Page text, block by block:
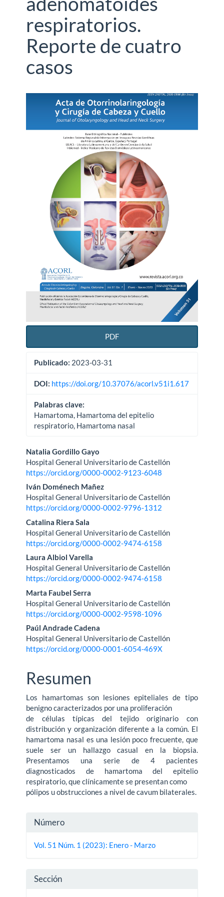
respiratorios.
Reporte de cuatro
casos
Barra
lateral
del
artículo
PDF
Publicado: 2023-03-31
DOI: https://doi.org/10.37076/acorl.v51i1.617
Palabras clave:
Hamartoma, Hamartoma del epitelio
respiratorio, Hamartoma nasal
Contenido
principal
del
artículo
Natalia Gordillo Gayo
Hospital General Universitario de Castellón
https://orcid.org/0000-0002-9123-6048
Iván Doménech Mañez
Hospital General Universitario de Castellón
https://orcid.org/0000-0002-9796-1312
Catalina Riera Sala
Hospital General Universitario de Castellón
https://orcid.org/0000-0002-9474-6158
Laura Albiol Varella
Hospital General Universitario de Castellón
https://orcid.org/0000-0002-9474-6158
Marta Faubel Serra
Hospital General Universitario de Castellón
https://orcid.org/0000-0002-9598-1096
Paúl Andrade Cadena
Hospital General Universitario de Castellón
https://orcid.org/0000-0001-6054-469X
Resumen
Los hamartomas son lesiones epiteliales de tipo
benigno caracterizados por una proliferación
de células típicas del tejido originario con
distribución y organización diferente a la común. El
hamartoma nasal es una lesión poco frecuente, que
suele ser un hallazgo casual en la biopsia.
Presentamos una serie de 4 pacientes
diagnosticados de hamartoma del epitelio
respiratorio, que clínicamente se presentan como
pólipos u obstrucciones a nivel de cavum bilaterales.
Detalles
del
Número
Vol. 51 Núm. 1 (2023): Enero - Marzo
Sección